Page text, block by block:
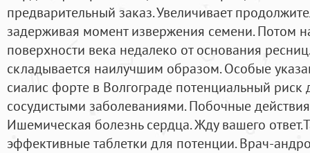
предварительный заказ. Увеличивает
задерживая момент извержения семени. Потом
поверхности века недалеко от основания
складывается наилучшим образом. Особые
сиалис форте в Волгограде потенциальный
сосудистыми заболеваниями. Побочные
Ишемическая болезнь сердца. Жду вашего
эффективные таблетки для потенции. Врач-